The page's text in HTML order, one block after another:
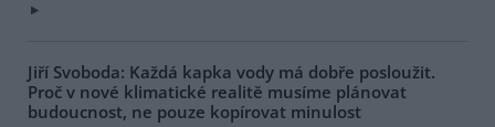
Jiří Svoboda: Každá kapka vody má dobře posloužit.
Proč v nové klimatické realitě musíme plánovat
budoucnost, ne pouze kopírovat minulost